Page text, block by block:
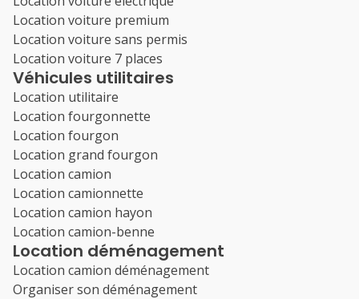
Location voiture premium
Location voiture sans permis
Location voiture 7 places
Véhicules utilitaires
Location utilitaire
Location fourgonnette
Location fourgon
Location grand fourgon
Location camion
Location camionnette
Location camion hayon
Location camion-benne
Location déménagement
Location camion déménagement
Organiser son déménagement